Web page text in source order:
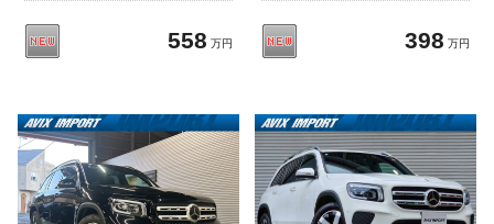
万円
558 万円
398